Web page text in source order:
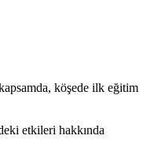
köşede ilk eğitim
etkileri hakkında